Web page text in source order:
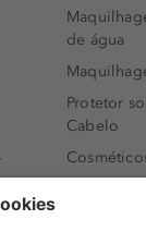
de água
Protetor
Cabelo